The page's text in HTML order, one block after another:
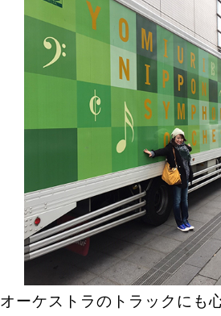
オーケストラのトラックにも